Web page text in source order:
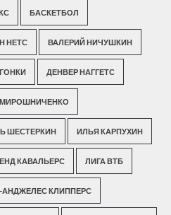
БАСКЕТБОЛ
НЕТС ВАЛЕРИЙ НИЧУШКИН
ГОНКИ ДЕНВЕР НАГГЕТС
ШЕСТЕРКИН ИЛЬЯ КАРПУХИН
КАВАЛЬЕРС ЛИГА ВТБ
КЛИППЕРС